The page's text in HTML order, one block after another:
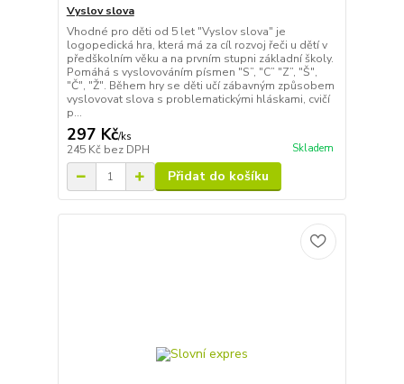
Vyslov slova
Vhodné pro děti od 5 let "Vyslov slova" je
logopedická hra, která má za cíl rozvoj řeči u dětí v
předškolním věku a na prvním stupni základní školy.
Pomáhá s vyslovováním písmen "S”, "C” "Z”, "Š",
"Č", "Ž". Během hry se děti učí zábavným způsobem
vyslovovat slova s problematickými hláskami, cvičí
p...
297 Kč/ks
245 Kč bez DPH Skladem
Přidat do košíku